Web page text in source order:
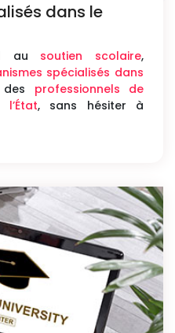
dans le
au soutien scolaire,
spécialisés dans
professionnels de
, sans hésiter à